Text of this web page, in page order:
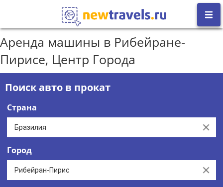
Аренда машины в Рибейране-
Пирисе, Центр Города
Поиск авто в прокат
Страна
Clear
Город
Clear